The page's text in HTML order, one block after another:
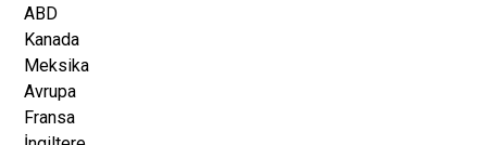
ABD
Kanada
Meksika
Avrupa
Fransa